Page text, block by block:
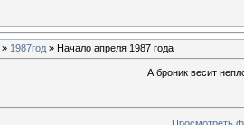
» 1987год » Начало апреля 1987 года
А броник весит